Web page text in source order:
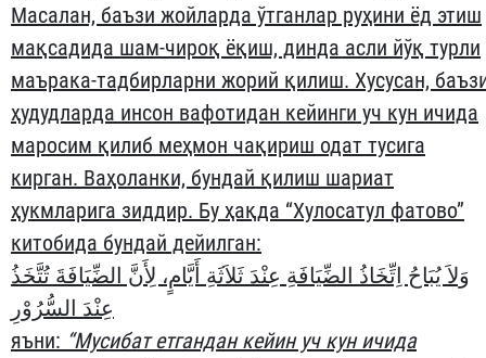
Масалан, баъзи жойларда ўтганлар руҳини ёд этиш
мақсадида шам-чироқ ёқиш, динда асли йўқ турли
маърака-тадбирларни жорий қилиш. Хусусан,
ҳудудларда инсон вафотидан кейинги уч кун ичида
маросим қилиб меҳмон чақириш одат тусига
кирган. Ваҳоланки, бундай қилиш шариат
ҳукмларига зиддир. Бу ҳақда “Хулосатул фатово”
китобида бундай дейилган:
وَلاَ يُبَاحُ اِتِّخَاذُ الضِّيَافَةِ عِنْدَ ثَلاَثَةِ أَيَّامٍ، لِأَنَّ الضِّيَافَةَ تُتَّخَذُ
عِنْدَ السُّرُوْرِ
яъни: “Мусибат етгандан кейин уч кун ичида